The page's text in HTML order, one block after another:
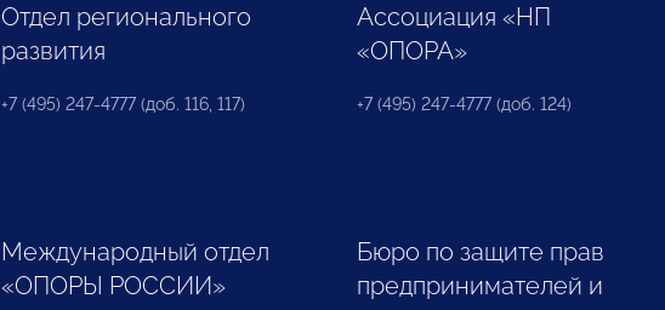
Отдел регионального
развития
+7 (495) 247-4777 (доб. 116, 117)
Ассоциация «НП
«ОПОРА»
+7 (495) 247-4777 (доб. 124)
Международный отдел
«ОПОРЫ РОССИИ»
Бюро по защите прав
предпринимателей и